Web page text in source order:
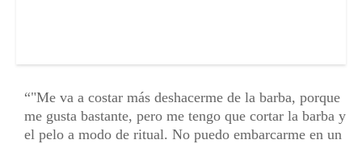
"Me va a costar más deshacerme de la barba, porque
me gusta bastante, pero me tengo que cortar la barba y
el pelo a modo de ritual. No puedo embarcarme en un